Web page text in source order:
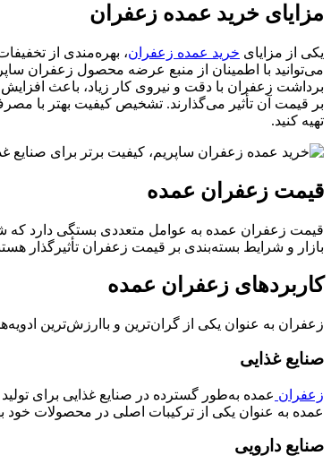
مزایای خرید عمده زعفران
یکی از مزایای خرید عمده زعفران، بهره‌مندی از
می‌توانید با اطمینان از منبع عرضه محصول زعفران
برداشت زعفران با دقت و نیروی کار زیاد، باعث
بر قیمت آن تأثیر می‌گذارند. تشخیص کیفیت بهتر با
تهیه کنید.
قیمت زعفران عمده
قیمت زعفران عمده به عوامل متعددی بستگی دارد که
بازار و شرایط بسته‌بندی بر قیمت زعفران تأثیرگذار
کاربردهای زعفران عمده
زعفران به عنوان یکی از گران‌ترین و باارزش‌ترین
صنایع غذایی
زعفران عمده به‌طور گسترده در صنایع غذایی برای
عمده به عنوان یکی از ترکیبات اصلی در محصولات خود
صنایع دارویی